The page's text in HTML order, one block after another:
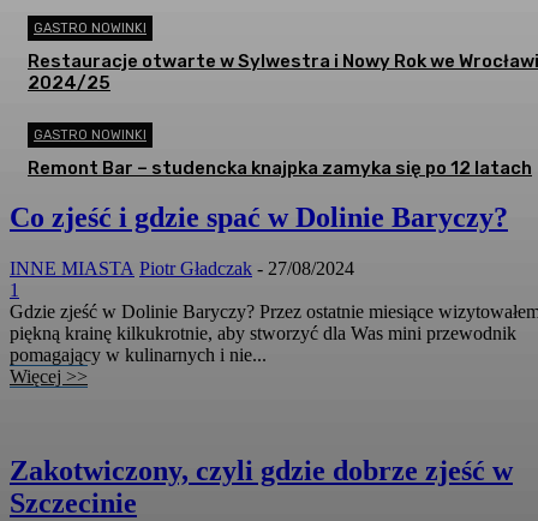
GASTRO NOWINKI
Restauracje otwarte w Sylwestra i Nowy Rok we
2024/25
GASTRO NOWINKI
Remont Bar – studencka knajpka zamyka się po 12 latach
Co zjeść i gdzie spać w Dolinie Baryczy?
INNE MIASTA Piotr Gładczak - 27/08/2024
1
Gdzie zjeść w Dolinie Baryczy? Przez ostatnie miesiące
piękną krainę kilkukrotnie, aby stworzyć dla Was mini przewodnik
pomagający w kulinarnych i nie...
Więcej >>
Zakotwiczony, czyli gdzie dobrze zjeść w
Szczecinie